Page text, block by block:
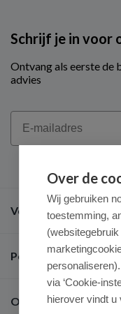
Schrijf je in voor
Ontvang als eerste de
advies
Email
Veel gestelde vragen
Populaire merken
Over ons
Over de
Wij gebruiken
toestemming,
via ‘Cookie-
hierover vindt u